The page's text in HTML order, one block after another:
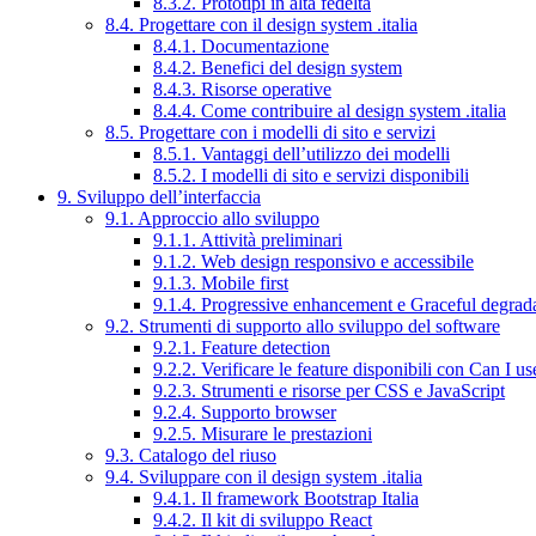
8.4. Progettare con il design system .italia
8.4.1. Documentazione
8.4.2. Benefici del design system
8.4.3. Risorse operative
8.4.4. Come contribuire al design system .italia
8.5. Progettare con i modelli di sito e servizi
8.5.1. Vantaggi dell’utilizzo dei modelli
8.5.2. I modelli di sito e servizi disponibili
9. Sviluppo dell’interfaccia
9.1. Approccio allo sviluppo
9.1.1. Attività preliminari
9.1.2. Web design responsivo e accessibile
9.1.3. Mobile first
9.1.4. Progressive enhancement e Graceful
9.2. Strumenti di supporto allo sviluppo del software
9.2.1. Feature detection
9.2.2. Verificare le feature disponibili con Can I
9.2.3. Strumenti e risorse per CSS e JavaScript
9.2.4. Supporto browser
9.2.5. Misurare le prestazioni
9.3. Catalogo del riuso
9.4. Sviluppare con il design system .italia
9.4.1. Il framework Bootstrap Italia
9.4.2. Il kit di sviluppo React